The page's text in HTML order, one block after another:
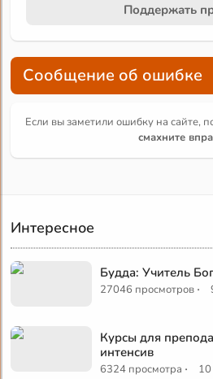
Поддержать
Сообщение об ошибке
Если вы заметили ошибку на сайте,
смахните
Интересное
Будда: Учитель
27046 просмотров ·
Курсы для
интенсив
6324 просмотра · 10